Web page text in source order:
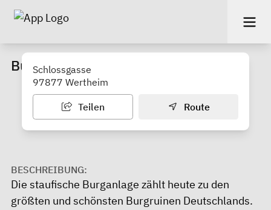
Burg Wertheim
Schlossgasse
97877 Wertheim
Teilen Route
BESCHREIBUNG:
Die staufische Burganlage zählt heute zu den
größten und schönsten Burgruinen Deutschlands.